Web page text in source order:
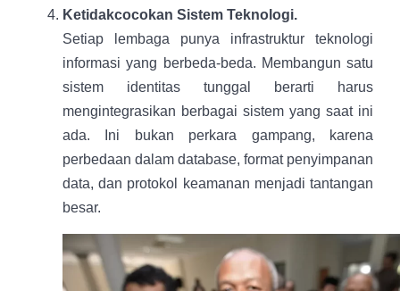
Ketidakcocokan Sistem Teknologi.
Setiap lembaga punya infrastruktur teknologi
informasi yang berbeda-beda. Membangun satu
sistem identitas tunggal berarti harus
mengintegrasikan berbagai sistem yang saat ini
ada. Ini bukan perkara gampang, karena
perbedaan dalam database, format penyimpanan
data, dan protokol keamanan menjadi tantangan
besar.